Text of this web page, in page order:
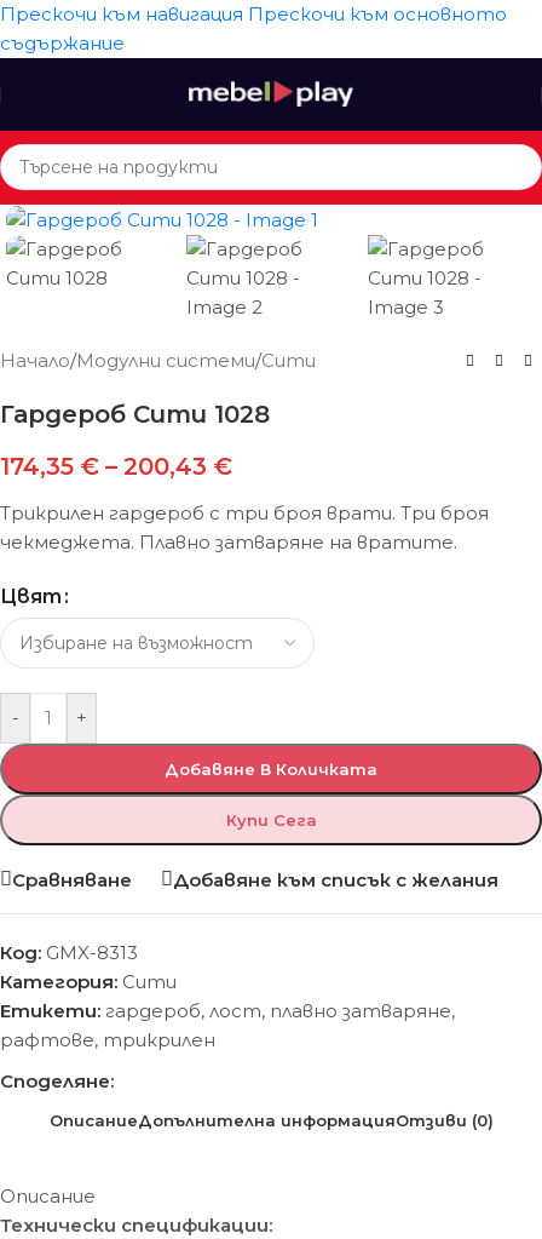
Прескочи към навигация Прескочи към основното
съдържание
Начало/Модулни системи/Сити
Гардероб Сити 1028
174,35 € – 200,43 €
Трикрилен гардероб с три броя врати. Три броя
чекмеджета. Плавно затваряне на вратите.
Цвят
- +
Добавяне В Количката
Купи Сега
Сравняване Добавяне към списък с желания
Код: GMX-8313
Категория: Сити
Етикети: гардероб, лост, плавно затваряне,
рафтове, трикрилен
Споделяне:
ОписаниеДопълнителна информацияОтзиви (0)
Описание
Технически спецификации: